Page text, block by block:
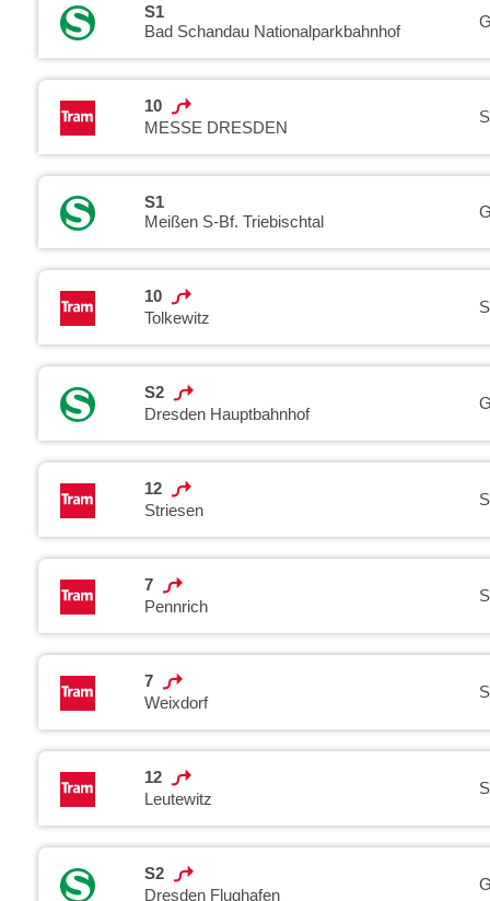
S1
Bad Schandau Nationalparkbahnhof
10
MESSE DRESDEN
S1
Meißen S-Bf. Triebischtal
10
Tolkewitz
S2
Dresden Hauptbahnhof
12
Striesen
7
Pennrich
7
Weixdorf
12
Leutewitz
S2
Dresden Flughafen